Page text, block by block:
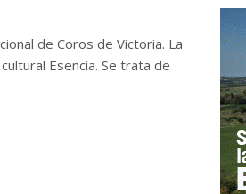
de Coros de Victoria. La
Esencia. Se trata de